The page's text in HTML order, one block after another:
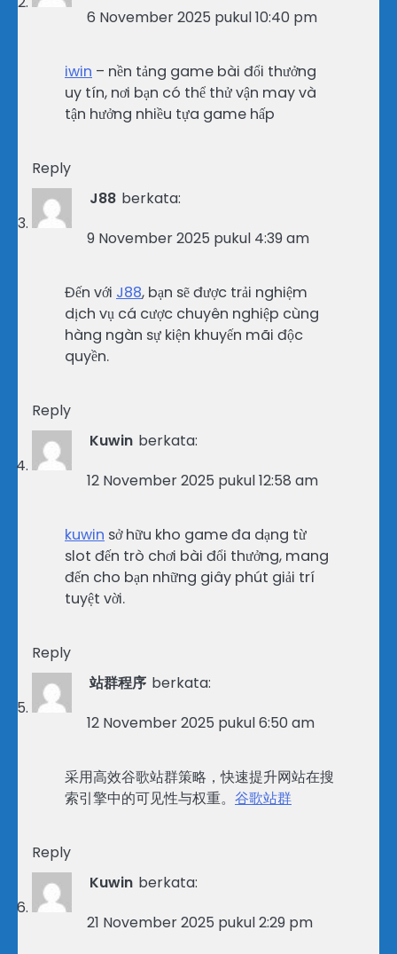
6 November 2025 pukul 10:40 pm
iwin – nền tảng game bài đổi thưởng
uy tín, nơi bạn có thể thử vận may và
tận hưởng nhiều tựa game hấp
Reply
J88 berkata:
9 November 2025 pukul 4:39 am
Đến với J88, bạn sẽ được trải nghiệm
dịch vụ cá cược chuyên nghiệp cùng
hàng ngàn sự kiện khuyến mãi độc
quyền.
Reply
Kuwin berkata:
12 November 2025 pukul 12:58 am
kuwin sở hữu kho game đa dạng từ
slot đến trò chơi bài đổi thưởng, mang
đến cho bạn những giây phút giải trí
tuyệt vời.
Reply
站群程序 berkata:
12 November 2025 pukul 6:50 am
采用高效谷歌站群策略，快速提升网站在搜
索引擎中的可见性与权重。 谷歌站群
Reply
Kuwin berkata:
21 November 2025 pukul 2:29 pm